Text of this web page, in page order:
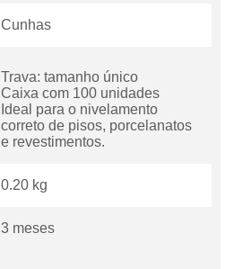
Cunhas
Trava: tamanho único
Caixa com 100 unidades
Ideal para o nivelamento
correto de pisos, porcelanatos
e revestimentos.
0.20 kg
3 meses